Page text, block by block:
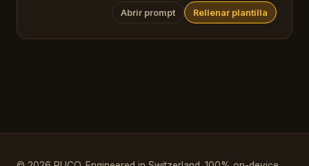
Abrir prompt Rellenar plantilla